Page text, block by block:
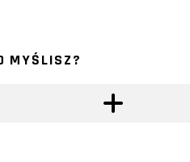
MYŚLISZ?